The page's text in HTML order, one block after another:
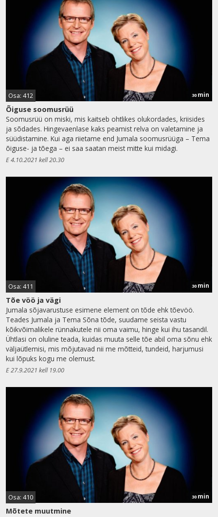
Osa: 412 30 min
Õiguse soomusrüü
Soomusrüü on miski, mis kaitseb ohtlikes olukordades, kriisides
ja sõdades. Hingevaenlase kaks peamist relva on valetamine ja
süüdistamine. Kui aga riietame end Jumala soomusrüüga – Tema
õiguse- ja tõega – ei saa saatan meist mitte kui midagi.
E 4.10.2021 kell 20.30
Osa: 411 30 min
Tõe vöö ja vägi
Jumala sõjavarustuse esimene element on tõde ehk tõevöö.
Teades Jumala ja Tema Sõna tõde, suudame seista vastu
kõikvõimalikele rünnakutele nii oma vaimu, hinge kui ihu tasandil.
Ühtlasi on oluline teada, kuidas muuta selle tõe abil oma sõnu ehk
väljaütlemisi, mis mõjutavad nii me mõtteid, tundeid, harjumusi
kui lõpuks kogu me olemust.
E 27.9.2021 kell 19.00
Osa: 410 30 min
Mõtete muutmine